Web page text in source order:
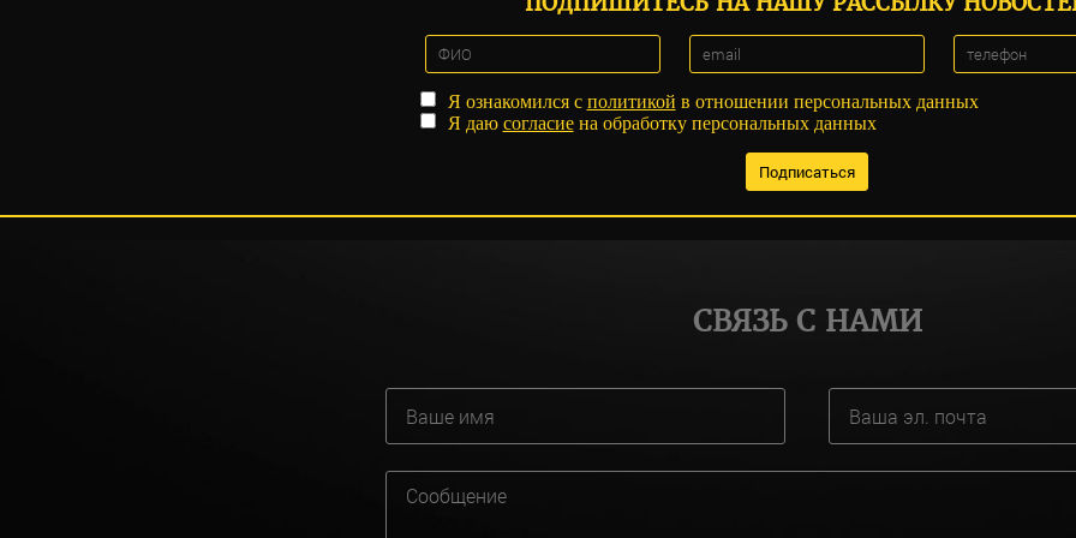
Я ознакомился с политикой в отношении персональных данных
Я даю согласиена обработку персональных данных
СВЯЗЬ С НАМИ